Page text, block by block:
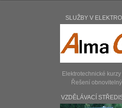
SLUŽBY V
Elektrotechnické
Řešení
VZDĚLÁVACÍ